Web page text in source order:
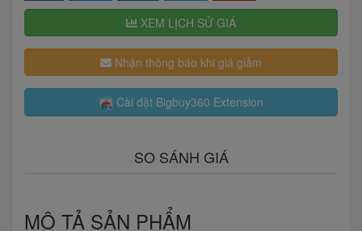
XEM LỊCH SỬ GIÁ
Nhận thông báo khi giá giảm
Cài đặt Bigbuy360 Extension
SO SÁNH GIÁ
MÔ TẢ SẢN PHẨM